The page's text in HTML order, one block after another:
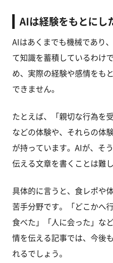
AIは経験をもとにし
AIはあくまでも機械であり
て知識を蓄積しているわけ
め、実際の経験や感情をも
できません。
たとえば、「親切な行為を
などの体験や、それらの体
が持っています。AIが、そ
伝える文章を書くことは難
具体的に言うと、食レポや
苦手分野です。「どこかへ
食べた」「人に会った」な
情を伝える記事では、今後
れるでしょう。